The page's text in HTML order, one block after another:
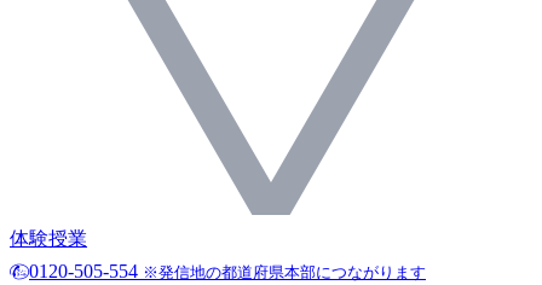
体験授業
0120-505-554 ※発信地の都道府県本部につながります